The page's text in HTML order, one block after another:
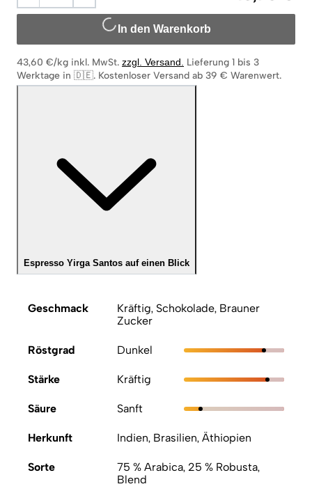
In den Warenkorb
43,60 €/kg inkl. MwSt. zzgl. Versand. Lieferung 1 bis 3
Werktage in 🇩🇪. Kostenloser Versand ab 39 € Warenwert.
Espresso Yirga Santos auf einen Blick
Geschmack
Kräftig, Schokolade, Brauner
Zucker
Röstgrad Dunkel
Stärke Kräftig
Säure Sanft
Herkunft Indien, Brasilien, Äthiopien
Sorte
75 % Arabica, 25 % Robusta,
Blend